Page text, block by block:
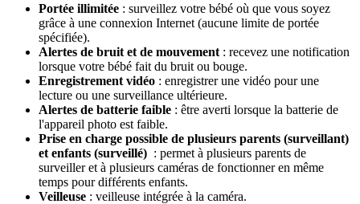
Portée illimitée : surveillez votre bébé où que vous soyez
grâce à une connexion Internet (aucune limite de portée
spécifiée).
Alertes de bruit et de mouvement : recevez une notification
lorsque votre bébé fait du bruit ou bouge.
Enregistrement vidéo : enregistrer une vidéo pour une
lecture ou une surveillance ultérieure.
Alertes de batterie faible : être averti lorsque la batterie de
l'appareil photo est faible.
Prise en charge possible de plusieurs parents (surveillant)
et enfants (surveillé) : permet à plusieurs parents de
surveiller et à plusieurs caméras de fonctionner en même
temps pour différents enfants.
Veilleuse : veilleuse intégrée à la caméra.